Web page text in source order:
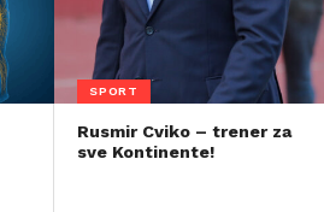
SPORT
Rusmir Cviko – trener za
sve Kontinente!